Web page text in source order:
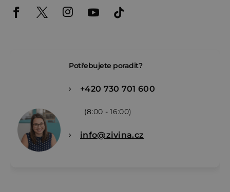
Potřebujete poradit?
+420 730 701 600
(8:00 - 16:00)
info@zivina.cz